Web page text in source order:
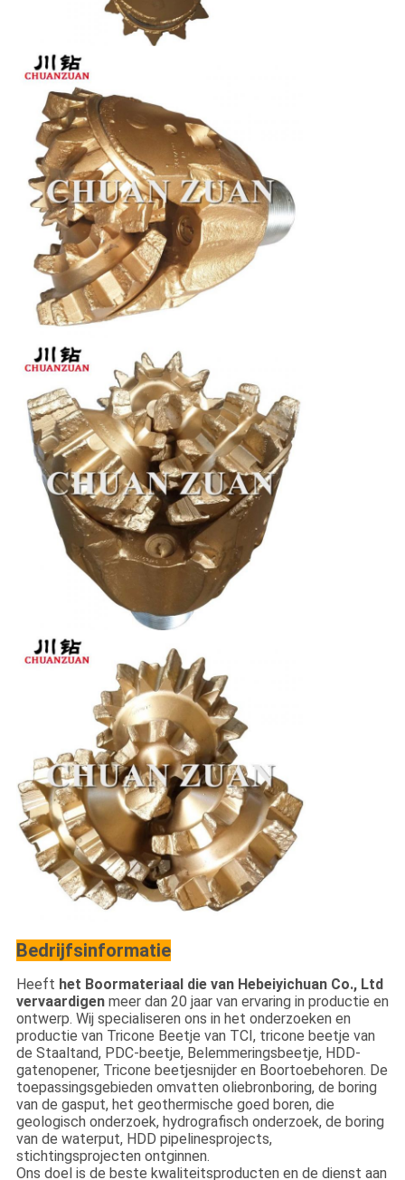
Bedrijfsinformatie
Heeft het Boormateriaal die van Hebeiyichuan Co., Ltd
vervaardigenmeer dan 20 jaar van ervaring in productie en
ontwerp. Wij specialiseren ons in het onderzoeken en
productie van Tricone Beetje van TCI, tricone beetje van
de Staaltand, PDC-beetje, Belemmeringsbeetje, HDD-
gatenopener, Tricone beetjesnijder en Boortoebehoren. De
toepassingsgebieden omvatten oliebronboring, de boring
van de gasput, het geothermische goed boren, die
geologisch onderzoek, hydrografisch onderzoek, de boring
van de waterput, HDD pipelinesprojects,
stichtingsprojecten ontginnen.
Ons doel is de beste kwaliteitsproducten en de dienst aan